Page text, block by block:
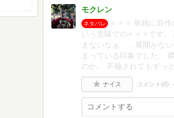
モクレン
ネタバレ
⭐️ ⭐️ ⭐️ 単純に前
いう意味での⭐️ ⭐️ ⭐️です
まないなぁ、、展開がな
まっている印象でした。
のか。 不倫されてもずっ
ナイス コメント(0)